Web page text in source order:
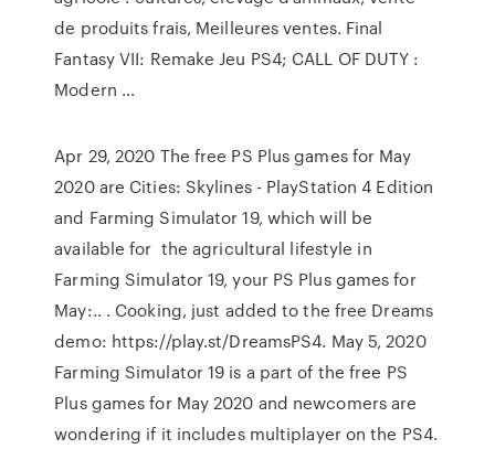
de produits frais, Meilleures ventes. Final
Fantasy VII: Remake Jeu PS4; CALL OF DUTY :
Modern …
Apr 29, 2020 The free PS Plus games for May
2020 are Cities: Skylines - PlayStation 4 Edition
and Farming Simulator 19, which will be
available for the agricultural lifestyle in
Farming Simulator 19, your PS Plus games for
May:.. . Cooking, just added to the free Dreams
demo: https://play.st/DreamsPS4. May 5, 2020
Farming Simulator 19 is a part of the free PS
Plus games for May 2020 and newcomers are
wondering if it includes multiplayer on the PS4.